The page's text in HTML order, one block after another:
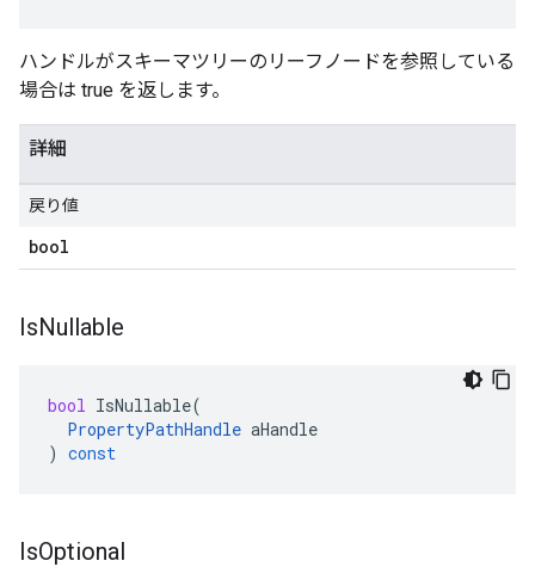
ハンドルがスキーマツリーのリーフノードを参照している
場合は true を返します。
詳細
戻り値
bool
IsNullable
bool IsNullable(
PropertyPathHandle aHandle
) const
IsOptional